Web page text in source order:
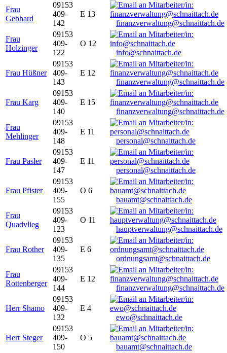
Frau
Gebhard
09153
409-
142
E 13
finanzverwaltung@schnaittach.de
Frau
Holzinger
09153
409-
122
O 12
info@schnaittach.de
Frau Hüßner
09153
409-
143
E 12
finanzverwaltung@schnaittach.de
Frau Karg
09153
409-
140
E 15
finanzverwaltung@schnaittach.de
Frau
Mehlinger
09153
409-
148
E 11
personal@schnaittach.de
Frau Pasler
09153
409-
147
E 11
personal@schnaittach.de
Frau Pfister
09153
409-
155
O 6
bauamt@schnaittach.de
Frau
Quadvlieg
09153
409-
123
O 11
hauptverwaltung@schnaittach.de
Frau Rother
09153
409-
135
E 6
ordnungsamt@schnaittach.de
Frau
Rottenberger
09153
409-
144
E 12
finanzverwaltung@schnaittach.de
Herr Shamo
09153
409-
132
E 4
ewo@schnaittach.de
Herr Steger
09153
409-
150
O 5
bauamt@schnaittach.de